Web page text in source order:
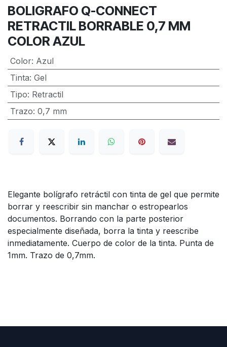
BOLIGRAFO Q-CONNECT
RETRACTIL BORRABLE 0,7 MM
COLOR AZUL
Color: Azul
Tinta: Gel
Tipo: Retractil
Trazo: 0,7 mm
Elegante bolígrafo retráctil con tinta de gel que permite
borrar y reescribir sin manchar o estropearlos
documentos. Borrando con la parte posterior
especialmente diseñada, borra la tinta y reescribe
inmediatamente. Cuerpo de color de la tinta. Punta de
1mm. Trazo de 0,7mm.